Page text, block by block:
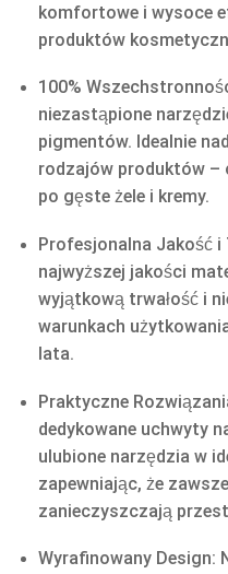
komfortowe i wysoce
produktów
100%
niezastąpione
pigmentów. Idealnie
rodzajów produktów –
po gęste żele i kremy.
Profesjonalna Jakość i
najwyższej jakości
wyjątkową trwałość i
warunkach
lata.
Praktyczne
dedykowane uchwyty
ulubione narzędzia w
zapewniając, że
zanieczyszczają
Wyrafinowany Design: